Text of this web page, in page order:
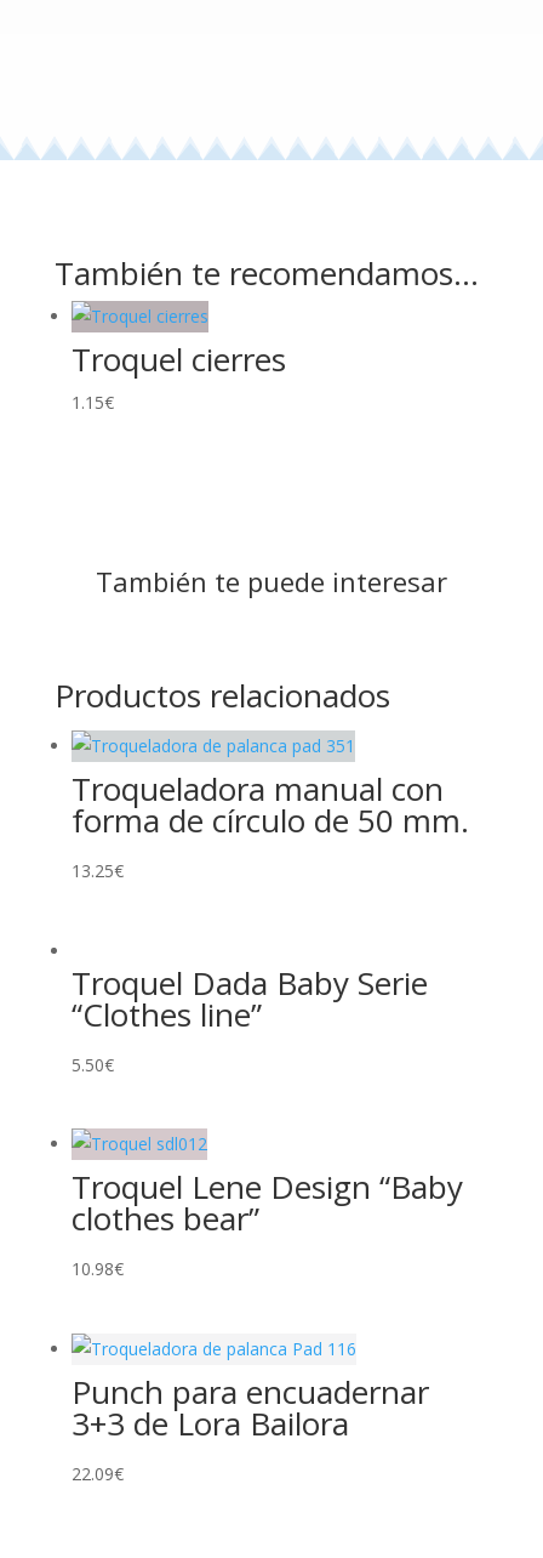
También te recomendamos…
Troquel cierres
1.15€
También te puede interesar
Productos relacionados
Troqueladora manual con
forma de círculo de 50 mm.
13.25€
Troquel Dada Baby Serie
“Clothes line”
5.50€
Troquel Lene Design “Baby
clothes bear”
10.98€
Punch para encuadernar
3+3 de Lora Bailora
22.09€